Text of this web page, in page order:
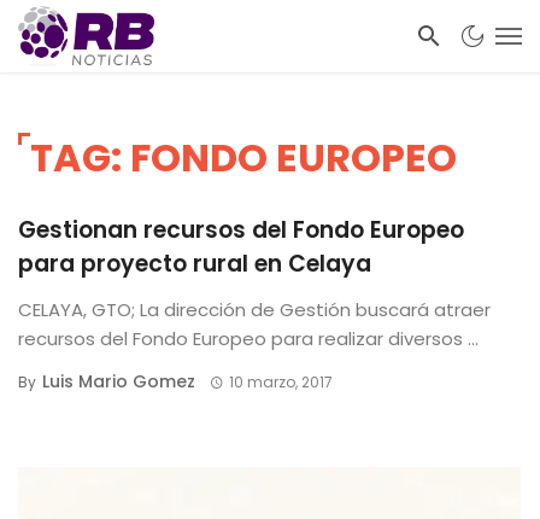
TAG: FONDO EUROPEO
Gestionan recursos del Fondo Europeo
para proyecto rural en Celaya
CELAYA, GTO; La dirección de Gestión buscará atraer
recursos del Fondo Europeo para realizar diversos ...
By Luis Mario Gomez 10 marzo, 2017